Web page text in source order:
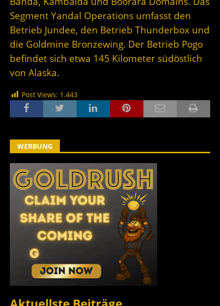
Segment Yandal Operations umfasst den
Betrieb Jundee, den Betrieb Thunderbox und
die Goldmine Bronzewing. Der Betrieb Pogo
befindet sich etwa 145 Kilometer südöstlich
von Alaska.
Post Views: 1.443
WERBUNG